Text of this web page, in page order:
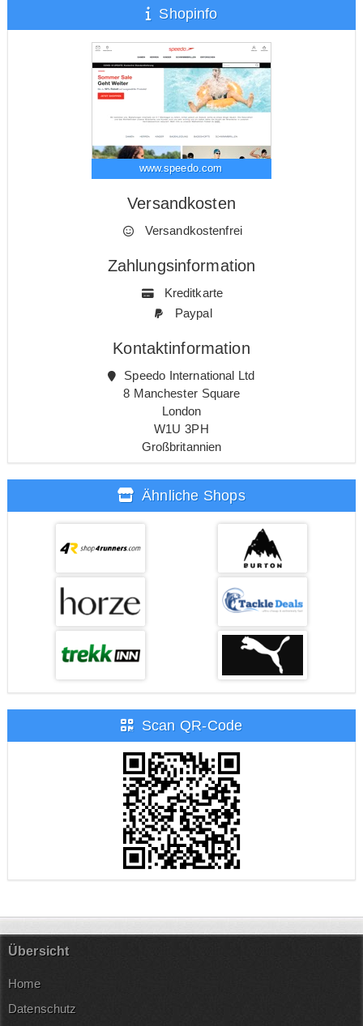
Shopinfo
www.speedo.com
Versandkosten
Versandkostenfrei
Zahlungsinformation
Kreditkarte
Paypal
Kontaktinformation
Speedo International Ltd
8 Manchester Square
London
W1U 3PH
Großbritannien
Ähnliche Shops
Scan QR-Code
Übersicht
Home
Datenschutz